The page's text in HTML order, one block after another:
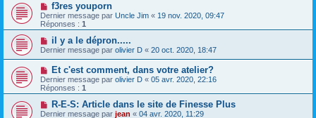
f3res youporn
Dernier message par Uncle Jim « 19 nov. 2020, 09:47
Réponses : 1
il y a le dépron.....
Dernier message par olivier D « 20 oct. 2020, 18:47
Et c'est comment, dans votre atelier?
Dernier message par olivier D « 05 avr. 2020, 22:16
Réponses : 1
R-E-S: Article dans le site de Finesse Plus
Dernier message par jean « 04 avr. 2020, 11:29